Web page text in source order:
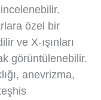
özel bir
ve X-ışınları
görüntülenebilir.
anevrizma,